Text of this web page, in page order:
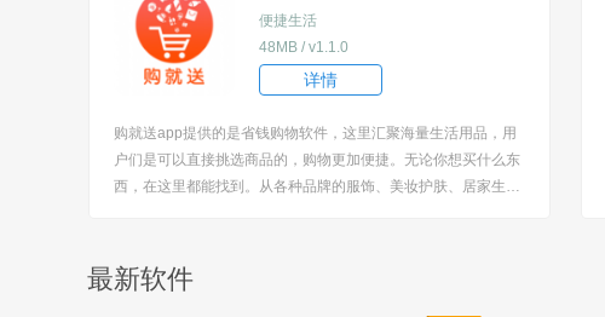
便捷生活
48MB / v1.1.0
详情
购就送app提供的是省钱购物软件，这里汇聚海量生活用品，用
户们是可以直接挑选商品的，购物更加便捷。无论你想买什么东
西，在这里都能找到。从各种品牌的服饰、美妆护肤、居家生
轻松买到自己想要...
最新软件